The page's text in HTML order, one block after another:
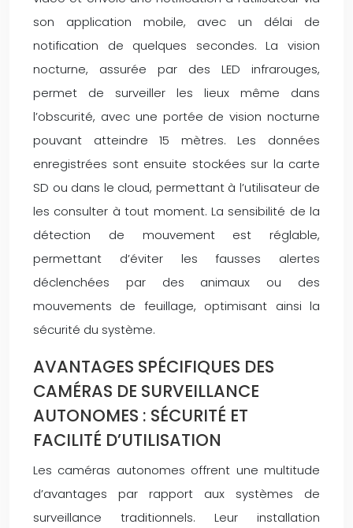
son application mobile, avec un délai de
notification de quelques secondes. La vision
nocturne, assurée par des LED infrarouges,
permet de surveiller les lieux même dans
l’obscurité, avec une portée de vision nocturne
pouvant atteindre 15 mètres. Les données
enregistrées sont ensuite stockées sur la carte
SD ou dans le cloud, permettant à l’utilisateur de
les consulter à tout moment. La sensibilité de la
détection de mouvement est réglable,
permettant d’éviter les fausses alertes
déclenchées par des animaux ou des
mouvements de feuillage, optimisant ainsi la
sécurité du système.
AVANTAGES SPÉCIFIQUES DES
CAMÉRAS DE SURVEILLANCE
AUTONOMES : SÉCURITÉ ET
FACILITÉ D’UTILISATION
Les caméras autonomes offrent une multitude
d’avantages par rapport aux systèmes de
surveillance traditionnels. Leur installation